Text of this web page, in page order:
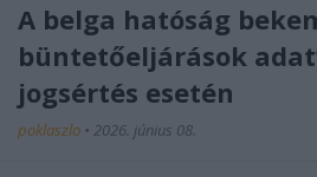
A belga hatóság
büntetőeljárások
jogsértés esetén
poklaszlo • 2026. június 08.